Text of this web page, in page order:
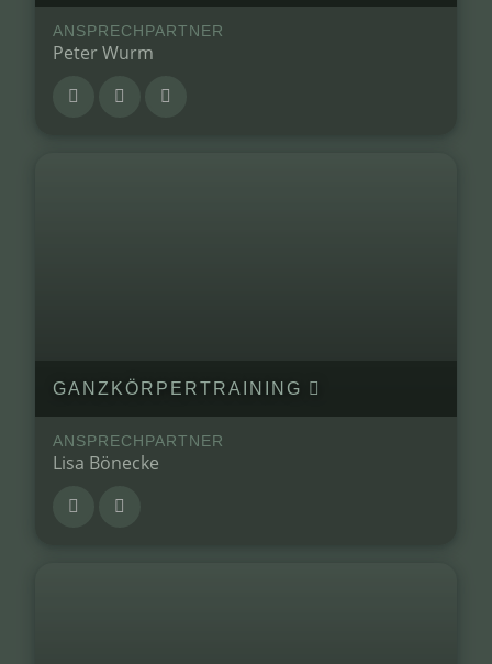
ANSPRECHPARTNER
Peter Wurm
GANZKÖRPERTRAINING
ANSPRECHPARTNER
Lisa Bönecke